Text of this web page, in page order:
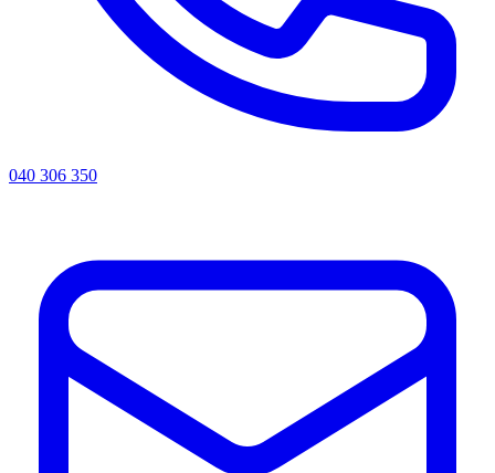
040 306 350